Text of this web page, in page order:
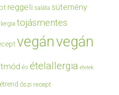
reggeli saláta sütemény
tojásmentes
vegánvegán
és ételallergia ételek
étrend őszi recept